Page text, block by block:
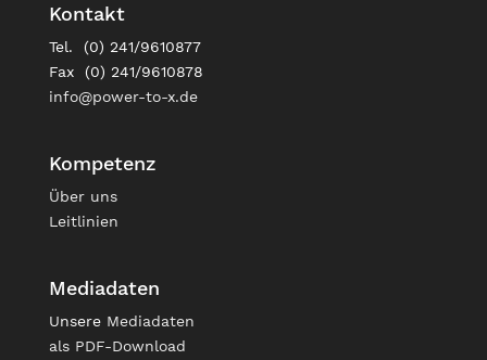
Kontakt
Tel. (0) 241/9610877
Fax (0) 241/9610878
info@power-to-x.de
Kompetenz
Über uns
Leitlinien
Mediadaten
Unsere Mediadaten
als PDF-Download